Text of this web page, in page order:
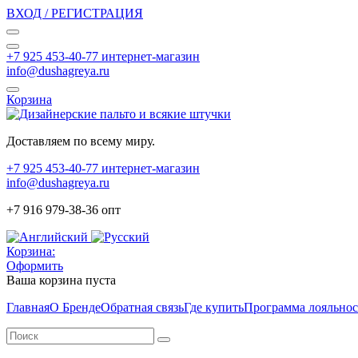
ВХОД / РЕГИСТРАЦИЯ
+7 925 453-40-77 интернет-магазин
info@dushagreya.ru
Корзина
Доставляем по всему миру.
+7 925 453-40-77 интернет-магазин
info@dushagreya.ru
+7 916 979-38-36 опт
Корзина:
Оформить
Ваша корзина пуста
ГлавнаяО БрендеОбратная связьГде купитьПрограмма